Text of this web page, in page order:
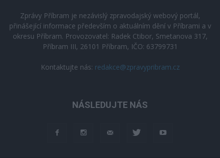
Zprávy Příbram je nezávislý zpravodajský webový portál,
přinášející informace především o aktuálním dění v Příbrami a v
okresu Příbram. Provozovatel: Radek Ctibor, Smetanova 317,
Příbram III, 26101 Příbram, IČO: 63799731
Kontaktujte nás: redakce@zpravypribram.cz
NÁSLEDUJTE NÁS